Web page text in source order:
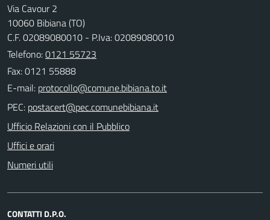
Via Cavour 2
10060 Bibiana (TO)
C.F. 02089080010 - P.Iva: 02089080010
Telefono:0121 55723
Fax: 0121 55888
E-mail:
PEC:
Ufficio Relazioni con il Pubblico
Uffici e orari
Numeri utili
CONTATTI D.P.O.